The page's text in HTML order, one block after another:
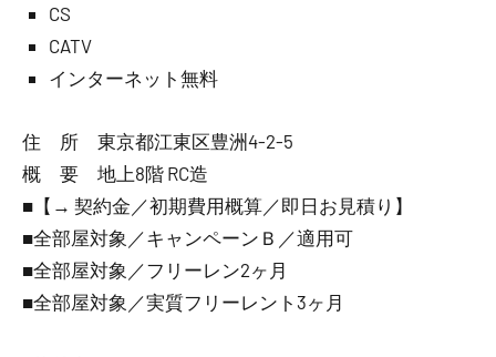
CS
CATV
インターネット無料
住 所 東京都江東区豊洲4-2-5
概 要 地上8階 RC造
■【→ 契約金／初期費用概算／即日お見積り】
■全部屋対象／キャンペーンＢ／適用可
■全部屋対象／フリーレン2ヶ月
■全部屋対象／実質フリーレント3ヶ月